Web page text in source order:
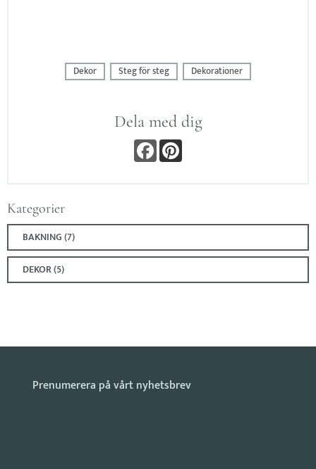
Dekor Steg för steg Dekorationer
Dela med dig
F
a
c
k s
Kategorier
BAKNING (7)
DEKOR (5)